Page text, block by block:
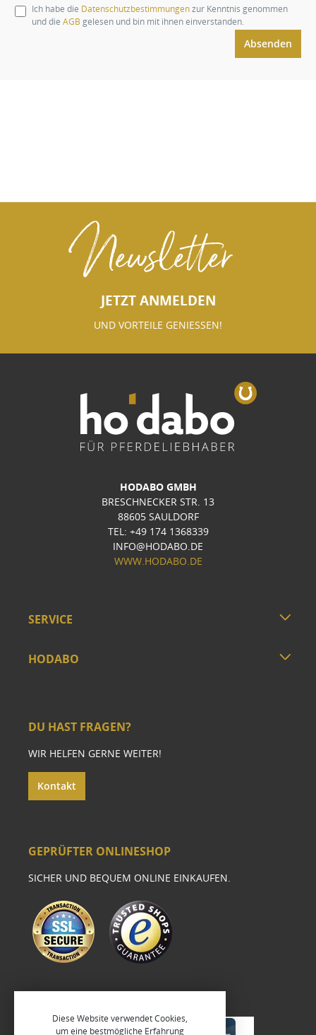
Ich habe die Datenschutzbestimmungenzur Kenntnis genommen
und die AGB gelesen und bin mit ihnen einverstanden.
Absenden
Newsletter
JETZT ANMELDEN
UND VORTEILE GENIESSEN!
HODABO GMBH
BRESCHNECKER STR. 13
88605 SAULDORF
TEL: +49 174 1368339
INFO@HODABO.DE
WWW.HODABO.DE
SERVICE
HODABO
DU HAST FRAGEN?
WIR HELFEN GERNE WEITER!
Kontakt
GEPRÜFTER ONLINESHOP
SICHER UND BEQUEM ONLINE EINKAUFEN.
Diese Website verwendet Cookies,
um eine bestmögliche Erfahrung